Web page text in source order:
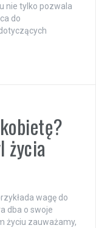
nie tylko pozwala
do
życia
wagę do
dba o swoje
życiu zauważamy,